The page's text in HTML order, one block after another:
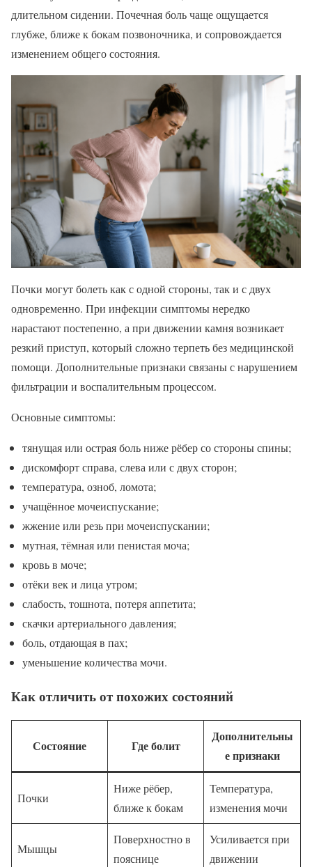
длительном сидении. Почечная боль чаще ощущается
глубже, ближе к бокам позвоночника, и сопровождается
изменением общего состояния.
Почки могут болеть как с одной стороны, так и с двух
одновременно. При инфекции симптомы нередко
нарастают постепенно, а при движении камня возникает
резкий приступ, который сложно терпеть без медицинской
помощи. Дополнительные признаки связаны с нарушением
фильтрации и воспалительным процессом.
Основные симптомы:
тянущая или острая боль ниже рёбер со стороны спины;
дискомфорт справа, слева или с двух сторон;
температура, озноб, ломота;
учащённое мочеиспускание;
жжение или резь при мочеиспускании;
мутная, тёмная или пенистая моча;
кровь в моче;
отёки век и лица утром;
слабость, тошнота, потеря аппетита;
скачки артериального давления;
боль, отдающая в пах;
уменьшение количества мочи.
Как отличить от похожих состояний
Состояние Где болит
Дополнительны
е признаки
Почки
Ниже рёбер,
ближе к бокам
Температура,
изменения мочи
Мышцы
Поверхностно в
пояснице
Усиливается при
движении